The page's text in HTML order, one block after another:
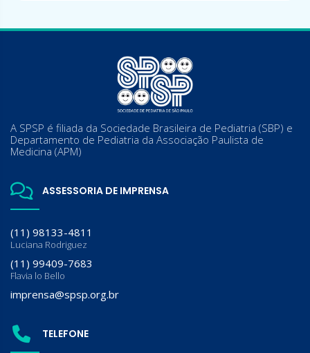
A SPSP é filiada da Sociedade Brasileira de Pediatria (SBP) e
Departamento de Pediatria da Associação Paulista de
Medicina (APM)
ASSESSORIA DE IMPRENSA
(11) 98133-4811
Luciana Rodriguez
(11) 99409-7683
Flavia lo Bello
imprensa@spsp.org.br
TELEFONE